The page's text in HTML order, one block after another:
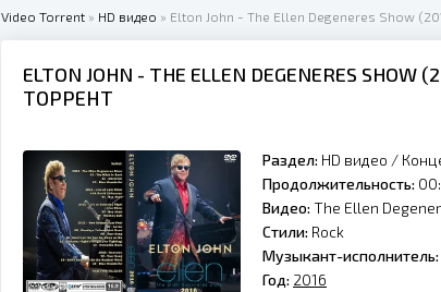
Video Torrent » HD видео » Elton John - The Ellen Degeneres Show
ELTON JOHN - THE ELLEN DEGENERES SHOW (
ТОРРЕНТ
Раздел: HD видео /
Продолжительность:
Видео: The Ellen
Стили: Rock
Музыкант-исполнитель:
Год: 2016